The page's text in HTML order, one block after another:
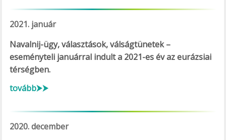
2021. január
Navalnij-ügy, választások, válságtünetek –
eseményteli januárral indult a 2021-es év az eurázsiai
térségben.
tovább⮞⮞
2020. december